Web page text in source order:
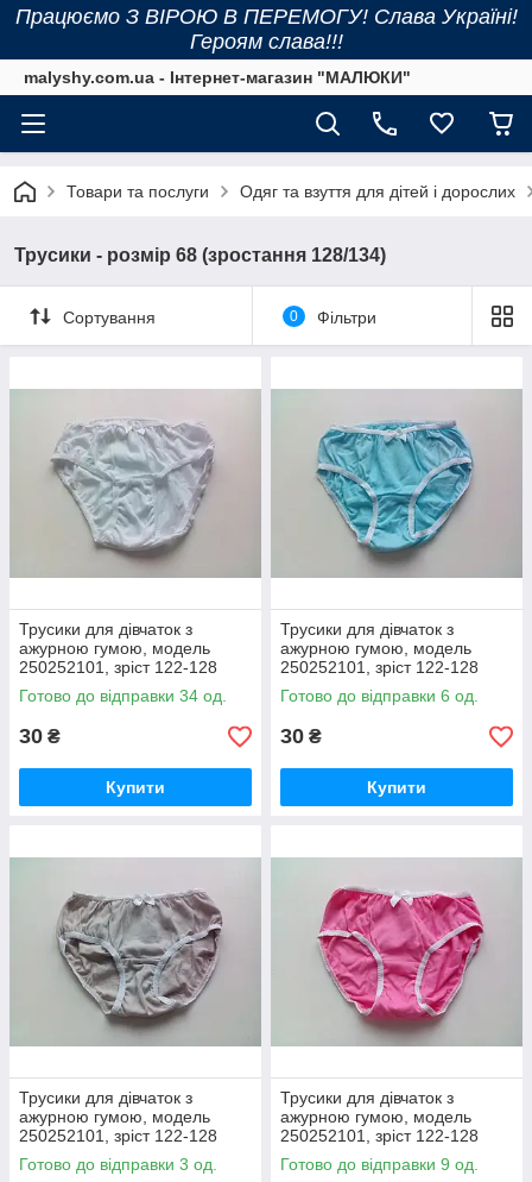
Працюємо З ВІРОЮ В ПЕРЕМОГУ! Слава Україні!
Героям слава!!!
malyshy.com.ua - Інтернет-магазин "МАЛЮКИ"
Товари та послуги Одяг та взуття для дітей і дорослих
Трусики - розмір 68 (зростання 128/134)
Сортування 0 Фільтри
Трусики для дівчаток з
ажурною гумою, модель
250252101, зріст 122-128
розмір 68 БІЛІ/труси дивчачі
труси
Готово до відправки 34 од.
30 ₴
Купити
Трусики для дівчаток з
ажурною гумою, модель
250252101, зріст 122-128
розмір 68 ГОЛУБИ / труси
дівчатру труси
Готово до відправки 6 од.
30 ₴
Купити
Трусики для дівчаток з
ажурною гумою, модель
250252101, зріст 122-128
розмір 68 СІРНІ/труси дивчачі
труси
Готово до відправки 3 од.
Трусики для дівчаток з
ажурною гумою, модель
250252101, зріст 122-128
розмір 68 РОЗОВНІ/труси
дівчатру труси
Готово до відправки 9 од.